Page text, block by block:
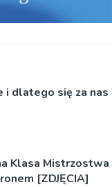
i dlatego się za nas
Klasa Mistrzostwa
[ZDJĘCIA]